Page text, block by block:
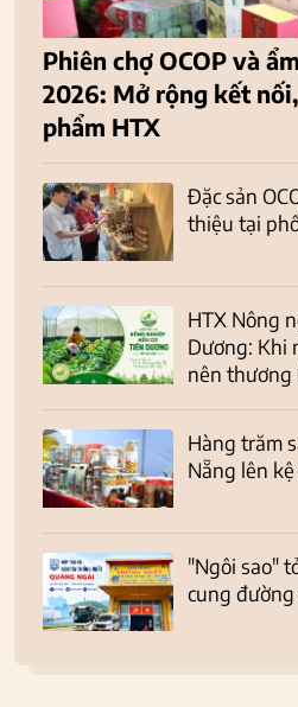
Phiên chợ OCOP và
2026: Mở rộng kết
phẩm HTX
Đặc sản
thiệu tại
HTX Nông
Dương: Khi
nên thương
Hàng trăm
Nẵng lên
"Ngôi sao"
cung